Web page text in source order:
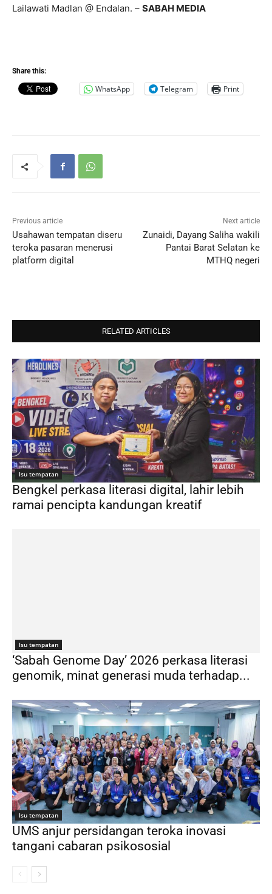
Lailawati Madlan @ Endalan. – SABAH MEDIA
Share this:
WhatsApp Telegram Print
Previous article
Usahawan tempatan diseru
teroka pasaran menerusi
platform digital
Next article
Zunaidi, Dayang Saliha wakili
Pantai Barat Selatan ke
MTHQ negeri
RELATED ARTICLES
Isu tempatan
Bengkel perkasa literasi digital, lahir lebih
ramai pencipta kandungan kreatif
Isu tempatan
‘Sabah Genome Day’ 2026 perkasa literasi
genomik, minat generasi muda terhadap...
Isu tempatan
UMS anjur persidangan teroka inovasi
tangani cabaran psikososial